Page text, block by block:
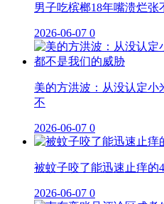
男子吃槟榔18年嘴溃烂
2026-06-07 0
美的方洪波：从没认定
不
2026-06-07 0
被蚊子咬了能迅速止痒的
2026-06-07 0